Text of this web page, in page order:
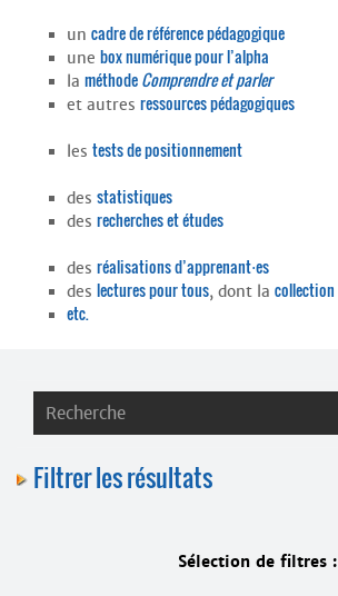
un cadre de référence pédagogique
une box numérique pour l’alpha
la méthodeComprendre et parler
et autres ressources pédagogiques
les tests de positionnement
des statistiques
des recherches et études
des réalisations d’apprenant⋅es
des lectures pour tous, dont la collection
etc.
Filtrer les résultats
Sélection de filtres :